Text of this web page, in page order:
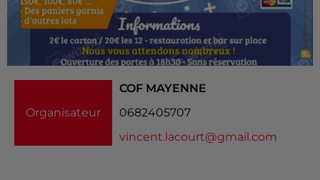
Organisateur
COF MAYENNE
0682405707
vincent.lacourt@gmail.com